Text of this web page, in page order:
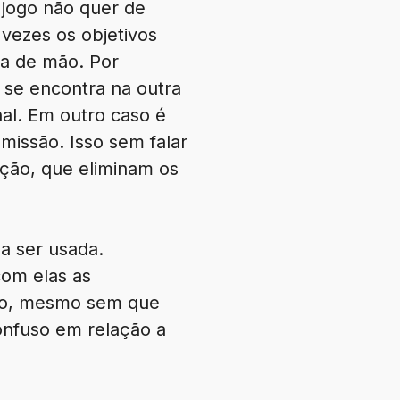
não quer de
os objetivos
de mão. Por
encontra na outra
Em outro caso é
Isso sem falar
que eliminam os
ser usada.
elas as
mesmo sem que
em relação a